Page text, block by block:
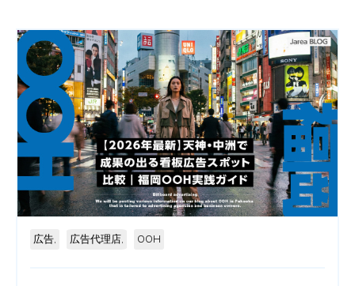
広告, 広告代理店, OOH